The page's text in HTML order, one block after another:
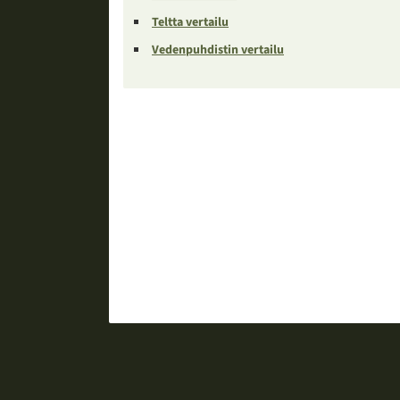
Teltta vertailu
Vedenpuhdistin vertailu